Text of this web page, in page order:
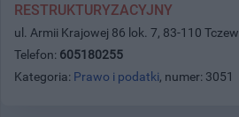
RESTRUKTURYZACYJNY
ul. Armii Krajowej 86 lok. 7, 83-110 Tczew
Telefon: 605180255
Kategoria: Prawo i podatki, numer: 3051